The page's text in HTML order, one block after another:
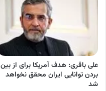
علی باقری: هدف آمریکا برای از بین
بردن توانایی ایران محقق نخواهد
شد